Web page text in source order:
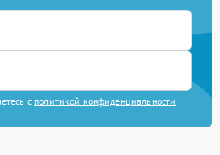
с политикой конфиденциальности